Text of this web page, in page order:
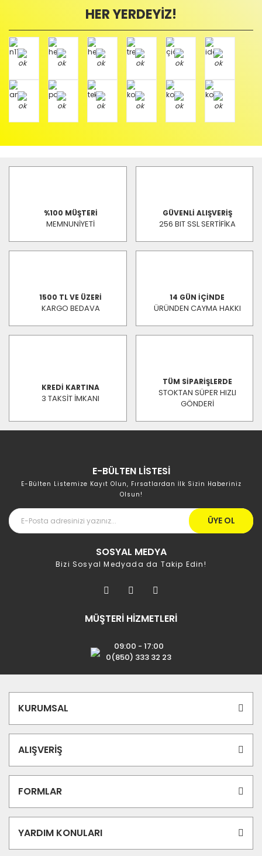
HER YERDEYİZ!
%100 MÜŞTERİ
MEMNUNİYETİ
GÜVENLİ ALIŞVERİŞ
256 BIT SSL SERTİFİKA
1500 TL VE ÜZERİ
KARGO BEDAVA
14 GÜN İÇİNDE
ÜRÜNDEN CAYMA HAKKI
KREDİ KARTINA
3 TAKSİT İMKANI
TÜM SİPARİŞLERDE
STOKTAN SÜPER HIZLI
GÖNDERİ
E-BÜLTEN LİSTESİ
E-Bülten Listemize Kayıt Olun, Fırsatlardan İlk Sizin Haberiniz
Olsun!
ÜYE OL
SOSYAL MEDYA
Bizi Sosyal Medyada da Takip Edin!
MÜŞTERİ HİZMETLERİ
09:00 - 17:00
0(850) 333 32 23
KURUMSAL
ALIŞVERİŞ
FORMLAR
YARDIM KONULARI